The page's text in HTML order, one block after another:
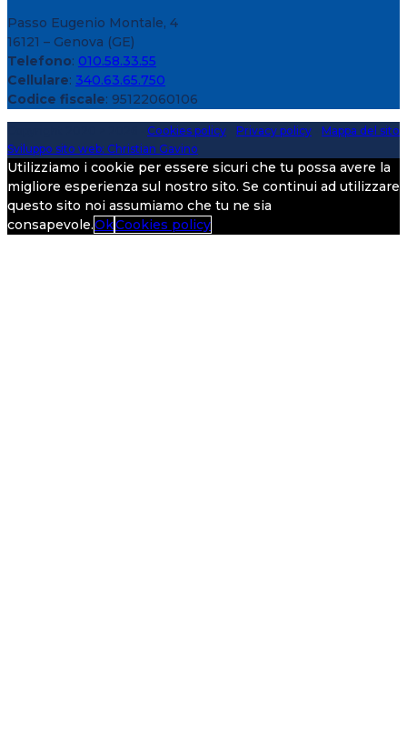
Passo Eugenio Montale, 4
16121 – Genova (GE)
Telefono: 010.58.33.55
Cellulare: 340.63.65.750
Codice fiscale: 95122060106
Cookies policy Privacy policy
Mappa del sito
Sviluppo sito web: Christian Gavino
Utilizziamo i cookie per essere sicuri che tu possa avere la
migliore esperienza sul nostro sito. Se continui ad utilizzare
questo sito noi assumiamo che tu ne sia
consapevole.OkCookies policy